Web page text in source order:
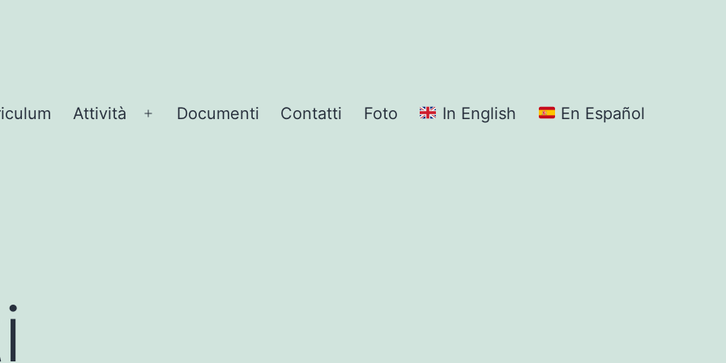
Attività
Apri
Documenti Contatti Foto In English En Español